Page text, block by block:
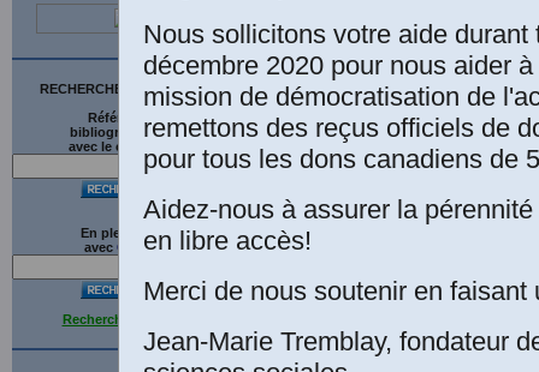
RECHERCHE SUR LE SITE
Références
bibliographiques
avec le catalogue
En plein texte
avec G gle
Recherche avancée
Nous sollicitons votre aide durant
décembre 2020 pour nous aider
mission de démocratisation de
remettons des reçus officiels de
pour tous les dons canadiens de
Aidez-nous à assurer la
en libre accès!
Merci de nous soutenir en faisant
Jean-Marie Tremblay, fondateur